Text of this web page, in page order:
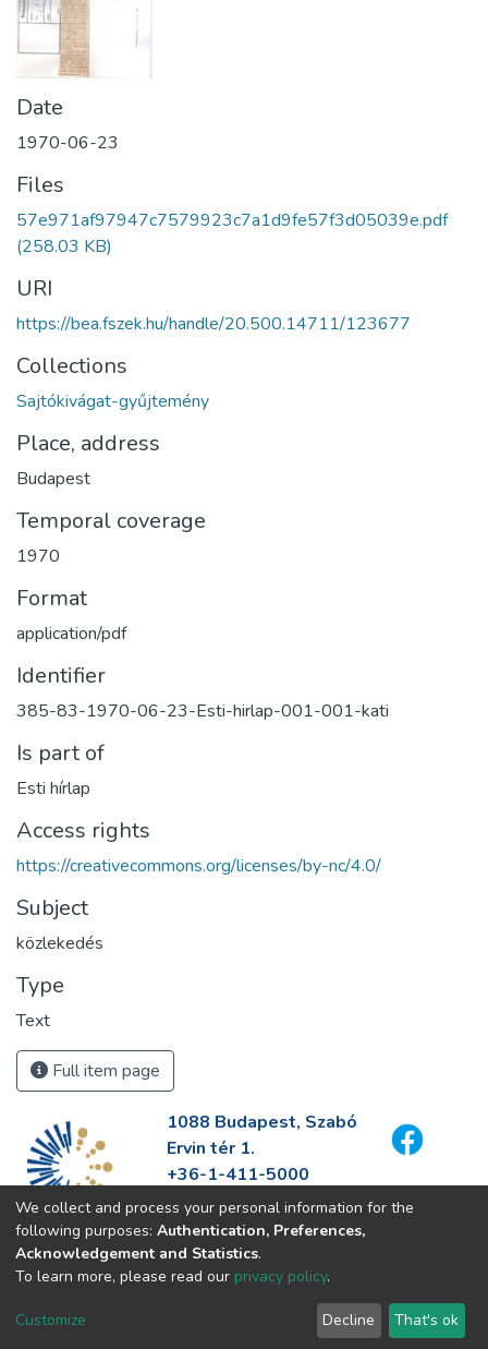
Date
1970-06-23
Files
57e971af97947c7579923c7a1d9fe57f3d05039e.pdf
(258.03 KB)
URI
https://bea.fszek.hu/handle/20.500.14711/123677
Collections
Sajtókivágat-gyűjtemény
Place, address
Budapest
Temporal coverage
1970
Format
application/pdf
Identifier
385-83-1970-06-23-Esti-hirlap-001-001-kati
Is part of
Esti hírlap
Access rights
https://creativecommons.org/licenses/by-nc/4.0/
Subject
közlekedés
Type
Text
Full item page
1088 Budapest, Szabó
Ervin tér 1.
+36-1-411-5000
info@fszek.hu
https://fszek.hu
We collect and process your personal information for the
following purposes: Authentication, Preferences,
Acknowledgement and Statistics.
To learn more, please read our privacy policy.
Customize Decline That's ok